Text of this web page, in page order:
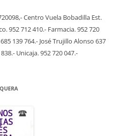
Centro Vuela Bobadilla Est.
952 712 410.- Farmacia. 952 720
139 764.- José Trujillo Alonso 637
Unicaja. 952 720 047.-